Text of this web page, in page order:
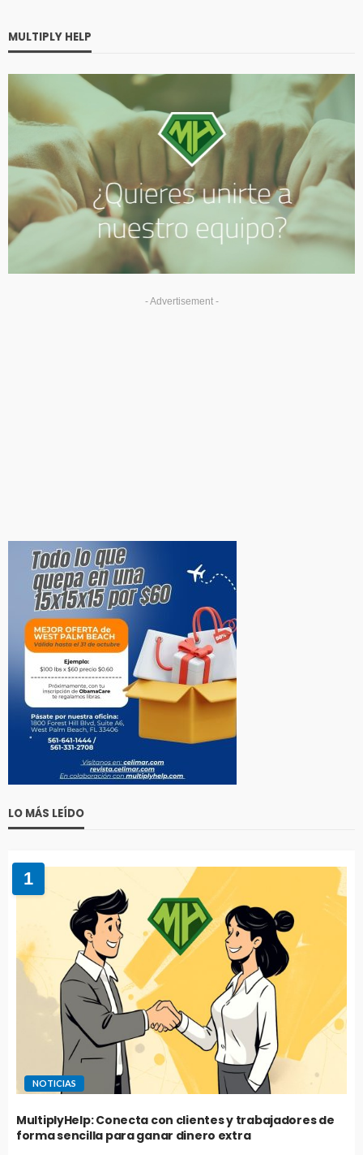
MULTIPLY HELP
- Advertisement -
LO MÁS LEÍDO
1
NOTICIAS
MultiplyHelp: Conecta con clientes y trabajadores de
forma sencilla para ganar dinero extra